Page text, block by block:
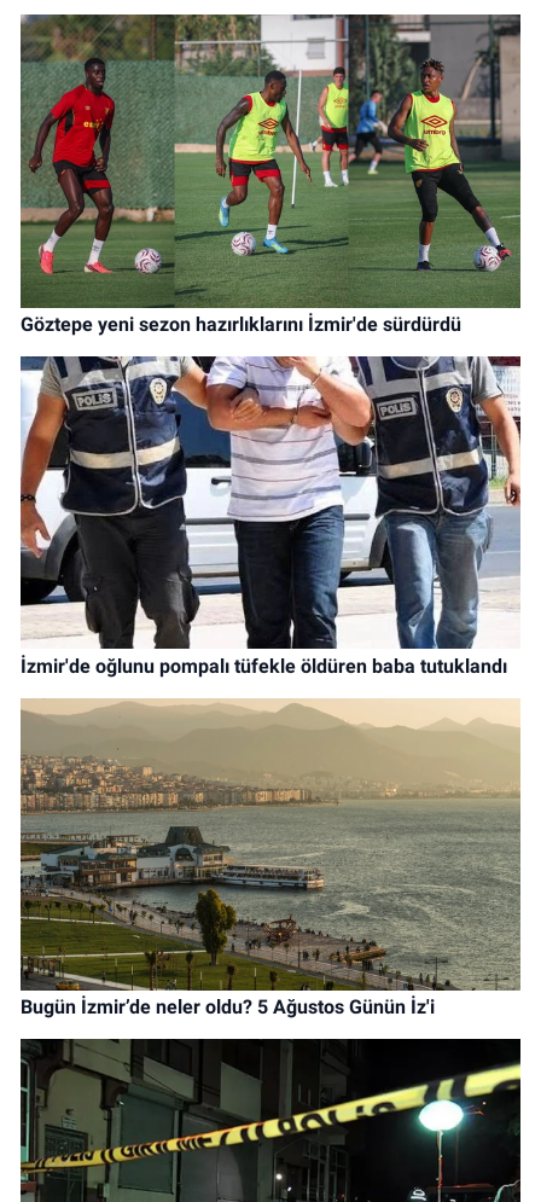
Göztepe yeni sezon hazırlıklarını İzmir'de sürdürdü
İzmir'de oğlunu pompalı tüfekle öldüren baba tutuklandı
Bugün İzmir’de neler oldu? 5 Ağustos Günün İz'i